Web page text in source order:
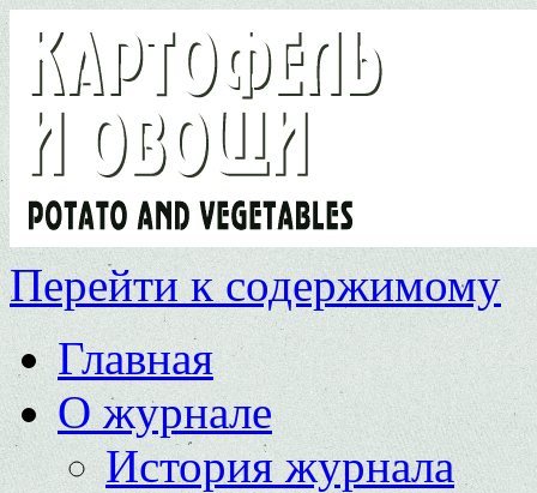
Перейти к содержимому
Главная
О журнале
История журнала